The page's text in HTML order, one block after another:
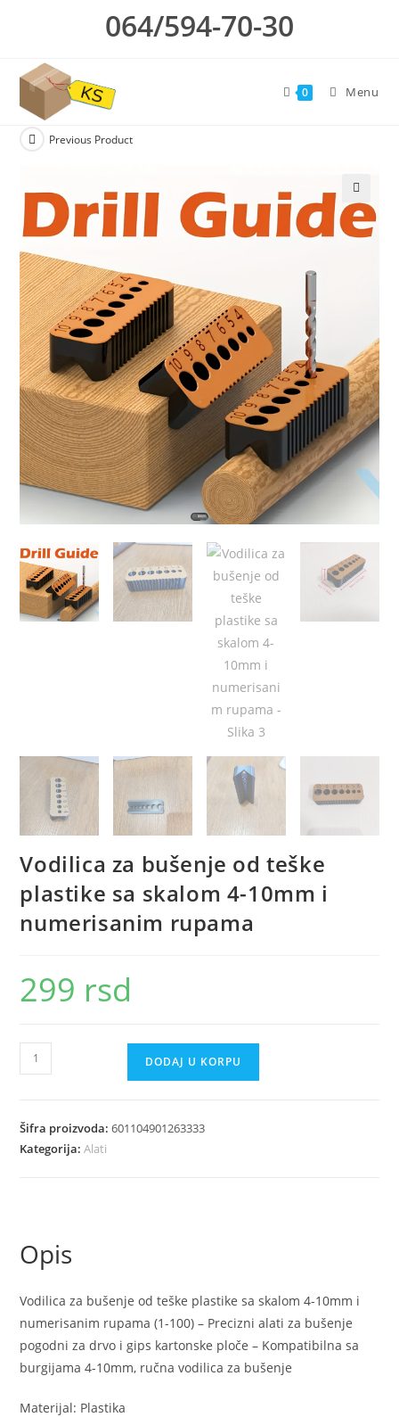
064/594-70-30
0 Menu
Previous Product
🔍
Vodilica za bušenje od teške
plastike sa skalom 4-10mm i
numerisanim rupama
299 rsd
Vodilica
za
od
teške
10mm
numerisanim
rupama
količina
DODAJ U KORPU
Šifra proizvoda:601104901263333
Kategorija:Alati
Opis
Vodilica za bušenje od teške plastike sa skalom 4-10mm i
numerisanim rupama (1-100) – Precizni alati za bušenje
pogodni za drvo i gips kartonske ploče – Kompatibilna sa
burgijama 4-10mm, ručna vodilica za bušenje
Materijal: Plastika